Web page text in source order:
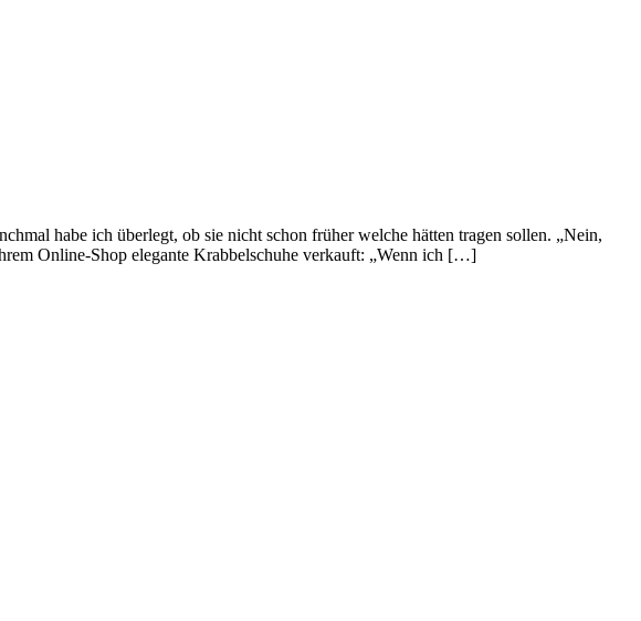
habe ich überlegt, ob sie nicht schon früher welche hätten tragen sollen. „Nein,
Online-Shop elegante Krabbelschuhe verkauft: „Wenn ich […]